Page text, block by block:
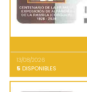
13/08/2026
5 DISPONIBLES